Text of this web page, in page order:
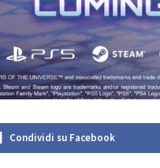
Condividi su Facebook